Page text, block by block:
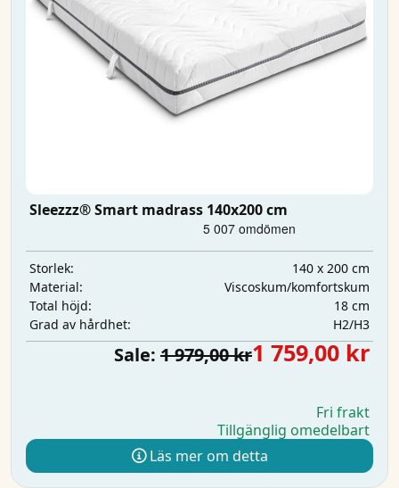
Sleezzz® Smart madrass 140x200 cm
Storlek:
140 x 200 cm
Material:
Viscoskum/komfortskum
Total höjd:
18 cm
Grad av hårdhet:
H2/H3
Sale: 1 979,00 kr1 759,00 kr
Fri frakt
Tillgänglig omedelbart
Läs mer om detta